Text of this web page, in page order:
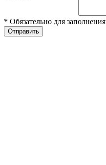
* Обязательно для заполнения
Отправить